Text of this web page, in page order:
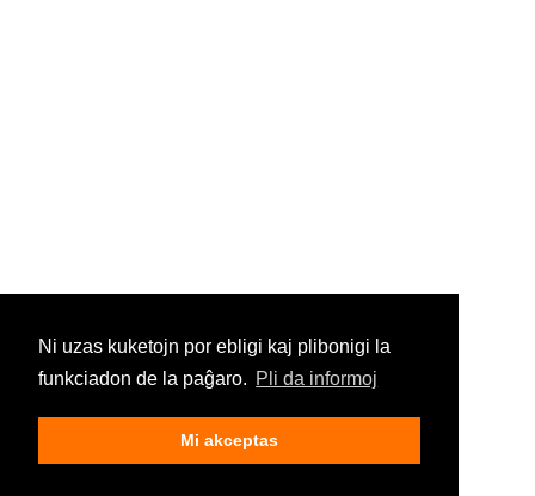
Ni uzas kuketojn por ebligi kaj plibonigi la
funkciadon de la paĝaro. Pli da informoj
Mi akceptas